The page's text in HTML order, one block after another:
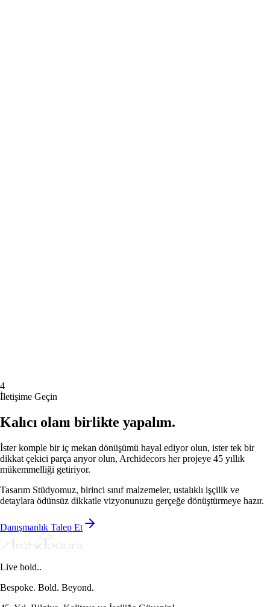
Giriş Konsolu
4
İletişime Geçin
Kalıcı olanı birlikte yapalım.
İster komple bir iç mekan dönüşümü hayal ediyor olun, ister tek bir
dikkat çekici parça arıyor olun, Archidecors her projeye 45 yıllık
mükemmelliği getiriyor.
Tasarım Stüdyomuz, birinci sınıf malzemeler, ustalıklı işçilik ve
detaylara ödünsüz dikkatle vizyonunuzu gerçeğe dönüştürmeye hazır.
Danışmanlık Talep Et
Live bold..
Bespoke. Bold. Beyond.